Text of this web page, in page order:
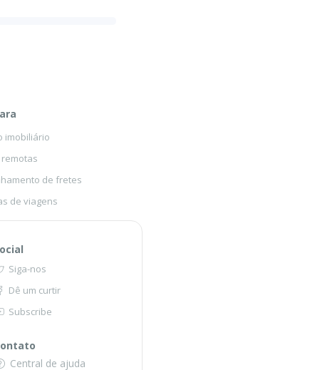
imobiliário
de fretes
de viagens
Siga-nos
Dê um curtir
Subscribe
Central de ajuda